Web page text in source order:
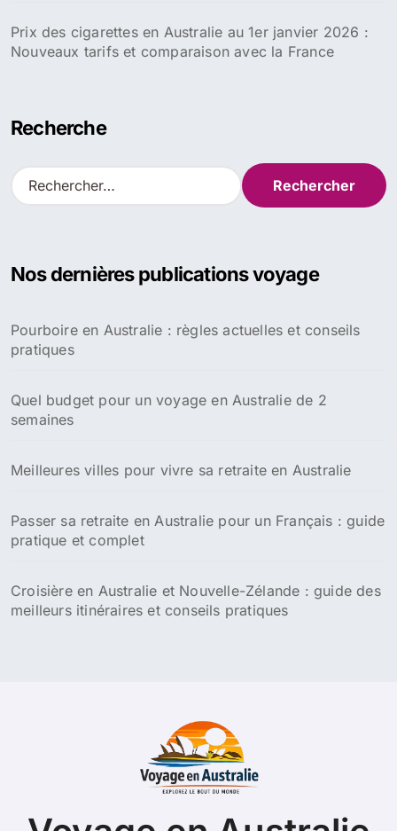
Prix des cigarettes en Australie au 1er janvier 2026 :
Nouveaux tarifs et comparaison avec la France
Recherche
R
e
r
e
r
Nos dernières publications voyage
Pourboire en Australie : règles actuelles et conseils
pratiques
Quel budget pour un voyage en Australie de 2
semaines
Meilleures villes pour vivre sa retraite en Australie
Passer sa retraite en Australie pour un Français : guide
pratique et complet
Croisière en Australie et Nouvelle-Zélande : guide des
meilleurs itinéraires et conseils pratiques